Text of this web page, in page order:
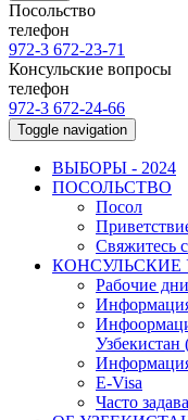
Посольство
телефон
972-3 672-23-71
Консульские вопросы
телефон
972-3 672-24-66
Toggle navigation
ВЫБОРЫ - 2024
ПОСОЛЬСТВО
Посол
Свяжитесь
КОНСУЛЬСКИЕ
Рабочие
E-Visa
Часто